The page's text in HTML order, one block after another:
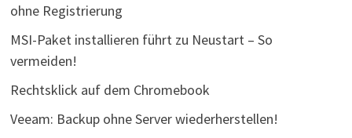
ohne Registrierung
MSI-Paket installieren führt zu Neustart – So
vermeiden!
Rechtsklick auf dem Chromebook
Veeam: Backup ohne Server wiederherstellen!